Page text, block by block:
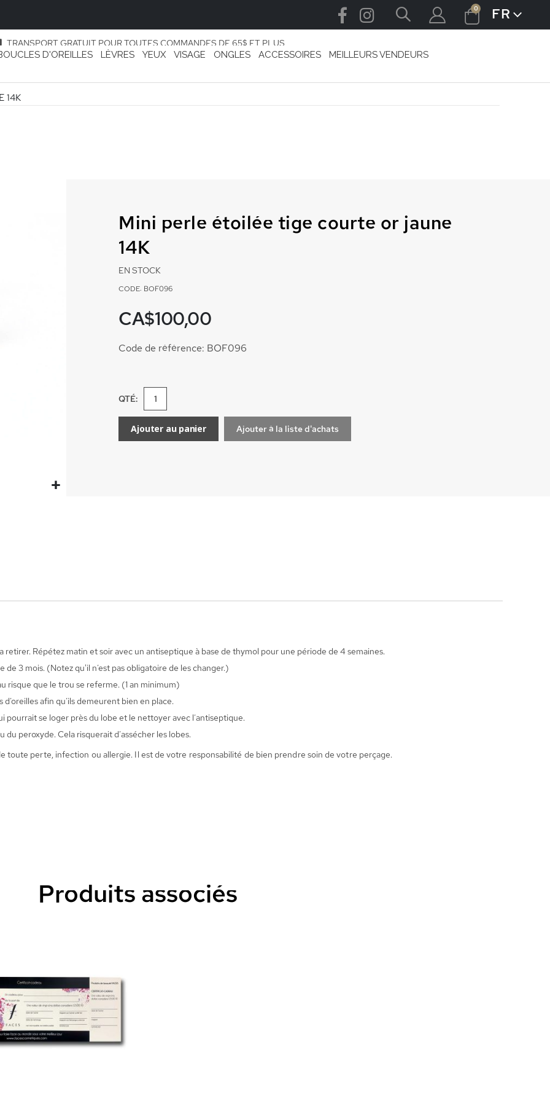
Cart
0articlesLANGUE
FR
TRANSPORT GRATUIT POUR TOUTES COMMANDES DE 65$ ET PLUS
D'OREILLES LÈVRES YEUX VISAGE ONGLES ACCESSOIRES
MEILLEURS VENDEURS
14K
Mini perle étoilée tige courte or jaune
14K
EN STOCK
CODE: BOF096
CA$100,00
Code de référence: BOF096
QTÉ:
Ajouter au panier Ajouter à la liste d'achats
retirer. Répétez matin et soir avec un antiseptique à base de thymol pour une période de 4 semaines.
de 3 mois. (Notez qu'il n’est pas obligatoire de les changer.)
risque que le trou se referme. (1 an minimum)
afin qu’ils demeurent bien en place.
se loger près du lobe et le nettoyer avec l’antiseptique.
peroxyde. Cela risquerait d’assécher les lobes.
toute perte, infection ou allergie. Il est de votre responsabilité de bien prendre soin de votre perçage.
Produits associés